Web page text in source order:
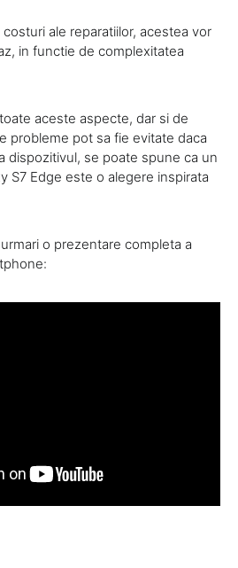
ale reparatiilor, acestea vor
in functie de complexitatea
aceste aspecte, dar si de
probleme pot sa fie evitate daca
dispozitivul, se poate spune ca un
S7 Edge este o alegere inspirata
o prezentare completa a